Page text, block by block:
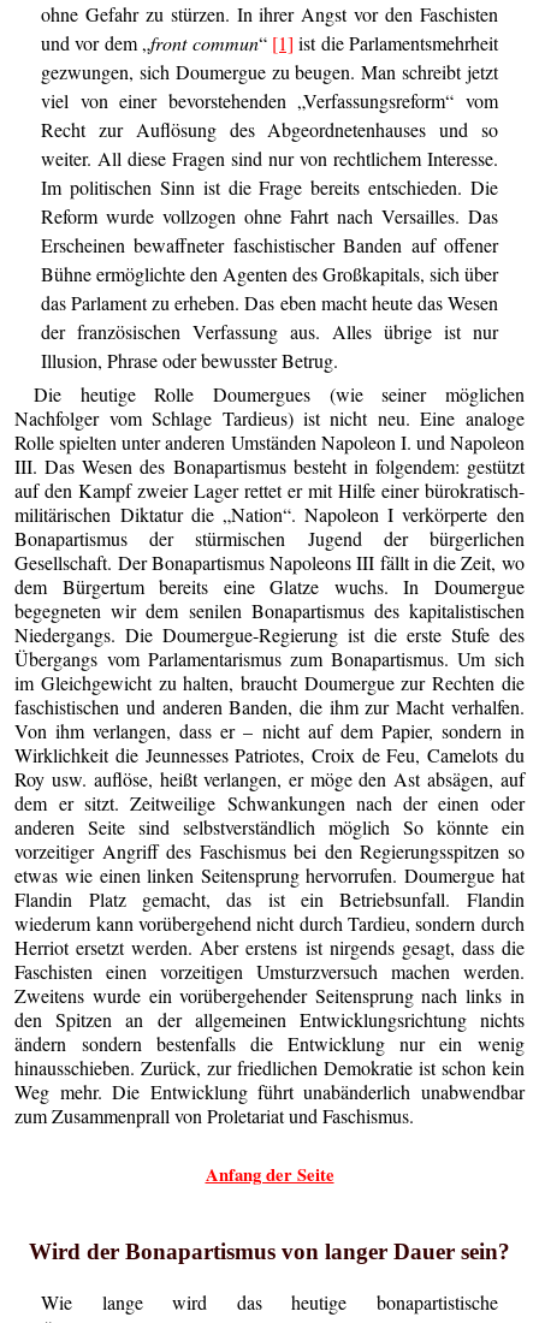
ohne Gefahr zu stürzen. In ihrer Angst vor den Faschisten
und vor dem „front commun“ [1] ist die Parlamentsmehrheit
gezwungen, sich Doumergue zu beugen. Man schreibt jetzt
viel von einer bevorstehenden „Verfassungsreform“ vom
Recht zur Auflösung des Abgeordnetenhauses und so
weiter. All diese Fragen sind nur von rechtlichem Interesse.
Im politischen Sinn ist die Frage bereits entschieden. Die
Reform wurde vollzogen ohne Fahrt nach Versailles. Das
Erscheinen bewaffneter faschistischer Banden auf offener
Bühne ermöglichte den Agenten des Großkapitals, sich über
das Parlament zu erheben. Das eben macht heute das Wesen
der französischen Verfassung aus. Alles übrige ist nur
Illusion, Phrase oder bewusster Betrug.
Die heutige Rolle Doumergues (wie seiner möglichen
Nachfolger vom Schlage Tardieus) ist nicht neu. Eine analoge
Rolle spielten unter anderen Umständen Napoleon I. und Napoleon
III. Das Wesen des Bonapartismus besteht in folgendem: gestützt
auf den Kampf zweier Lager rettet er mit Hilfe einer bürokratisch-
militärischen Diktatur die „Nation“. Napoleon I verkörperte den
Bonapartismus der stürmischen Jugend der bürgerlichen
Gesellschaft. Der Bonapartismus Napoleons III fällt in die Zeit, wo
dem Bürgertum bereits eine Glatze wuchs. In Doumergue
begegneten wir dem senilen Bonapartismus des kapitalistischen
Niedergangs. Die Doumergue-Regierung ist die erste Stufe des
Übergangs vom Parlamentarismus zum Bonapartismus. Um sich
im Gleichgewicht zu halten, braucht Doumergue zur Rechten die
faschistischen und anderen Banden, die ihm zur Macht verhalfen.
Von ihm verlangen, dass er – nicht auf dem Papier, sondern in
Wirklichkeit die Jeunnesses Patriotes, Croix de Feu, Camelots du
Roy usw. auflöse, heißt verlangen, er möge den Ast absägen, auf
dem er sitzt. Zeitweilige Schwankungen nach der einen oder
anderen Seite sind selbstverständlich möglich So könnte ein
vorzeitiger Angriff des Faschismus bei den Regierungsspitzen so
etwas wie einen linken Seitensprung hervorrufen. Doumergue hat
Flandin Platz gemacht, das ist ein Betriebsunfall. Flandin
wiederum kann vorübergehend nicht durch Tardieu, sondern durch
Herriot ersetzt werden. Aber erstens ist nirgends gesagt, dass die
Faschisten einen vorzeitigen Umsturzversuch machen werden.
Zweitens wurde ein vorübergehender Seitensprung nach links in
den Spitzen an der allgemeinen Entwicklungsrichtung nichts
ändern sondern bestenfalls die Entwicklung nur ein wenig
hinausschieben. Zurück, zur friedlichen Demokratie ist schon kein
Weg mehr. Die Entwicklung führt unabänderlich unabwendbar
zum Zusammenprall von Proletariat und Faschismus.
Anfang der Seite
Wird der Bonapartismus von langer Dauer sein?
Wie lange wird das heutige bonapartistische